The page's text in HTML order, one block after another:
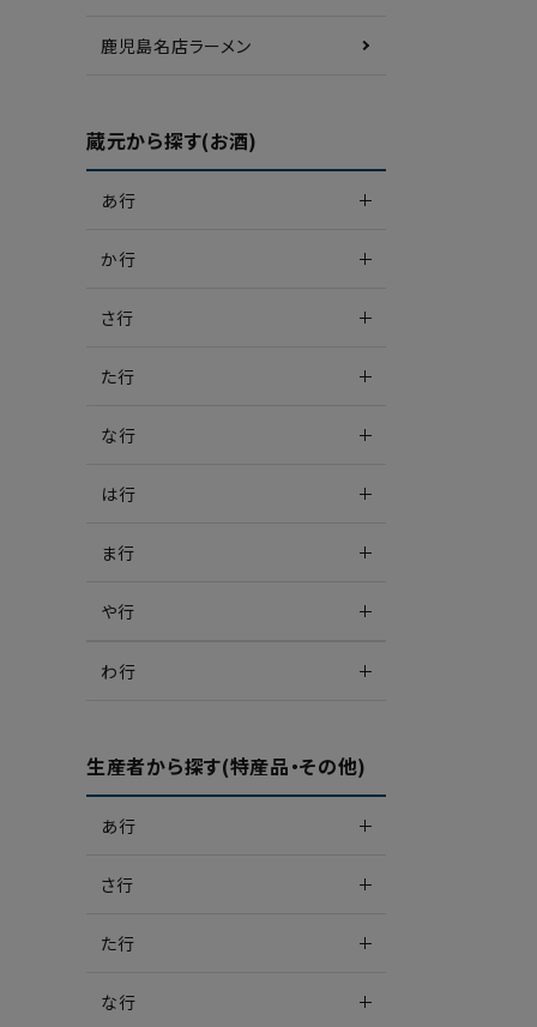
鹿児島名店ラーメン
蔵元から探す(お酒)
あ行
か行
さ行
た行
な行
は行
ま行
や行
わ行
生産者から探す(特産品・その他)
あ行
さ行
た行
な行